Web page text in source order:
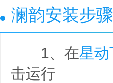
澜韵安装步骤
1、在星动
击运行